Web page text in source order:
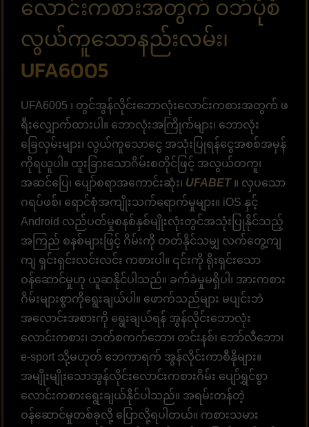
လောင်းကစားအတွက် ဝဘ်ပုံစံ
လွယ်ကူသောနည်းလမ်း၊
UFA6005
UFA6005 ၊ တွင်အွန်လိုင်းဘောလုံးလောင်းကစားအတွက် ဖ
ရီးလျှောက်ထားပါ။ ဘောလုံးအကြိုက်များ၊ ဘောလုံး
ခြေလှမ်းများ၊ လွယ်ကူသောငွေ အသုံးပြုရန်ငွေအစစ်အမှန်
ကိုရယူပါ။ ထူးခြားသောဂိမ်းစတိုင်ဖြင့် အလွယ်တကူ၊ ​​
အဆင်ပြေ၊ ပျော်စရာအကောင်းဆုံး၊ UFABET။ လှပသော
ဂရပ်ဖစ်၊ ရောင်စုံအကျိုးသက်ရောက်မှုများ။ iOS နှင့်
Android လည်ပတ်မှုစနစ်နှစ်မျိုးလုံးတွင်အသုံးပြုနိုင်သည့်
အကြည် စနစ်များဖြင့် ဂိမ်းကို တတ်နိုင်သမျှ လက်တွေ့ကျ
ကျ ရှင်းရှင်းလင်းလင်း ကစားပါ။ ၎င်းကို ရိုးရှင်းသော
ဝန်ဆောင်မှုဟု ယူဆနိုင်ပါသည်။ ခက်ခဲမှုမရှိပါ၊ အားကစား
ဂိမ်းများစွာကိုရွေးချယ်ပါ။ ဖောက်သည်များ မပျင်းဘဲ
အလောင်းအစားကို ရွေးချယ်ရန် အွန်လိုင်းဘောလုံး
လောင်းကစား၊ ဘတ်စကက်ဘော၊ တင်းနစ်၊ ဘော်လီဘော၊
e-sport သို့မဟုတ် ဘေကာရက် အွန်လိုင်းကာစီနိုများ။
အမျိုးမျိုးသောအွန်လိုင်းလောင်းကစားဂိမ်း ပျော်ရွှင်စွာ
လောင်းကစားရွေးချယ်နိုင်ပါသည်။ အရမ်းတန်တဲ့
ဝန်ဆောင်မှုတစ်ခုလို့ ပြောလို့ရပါတယ်။ ကစားသမား